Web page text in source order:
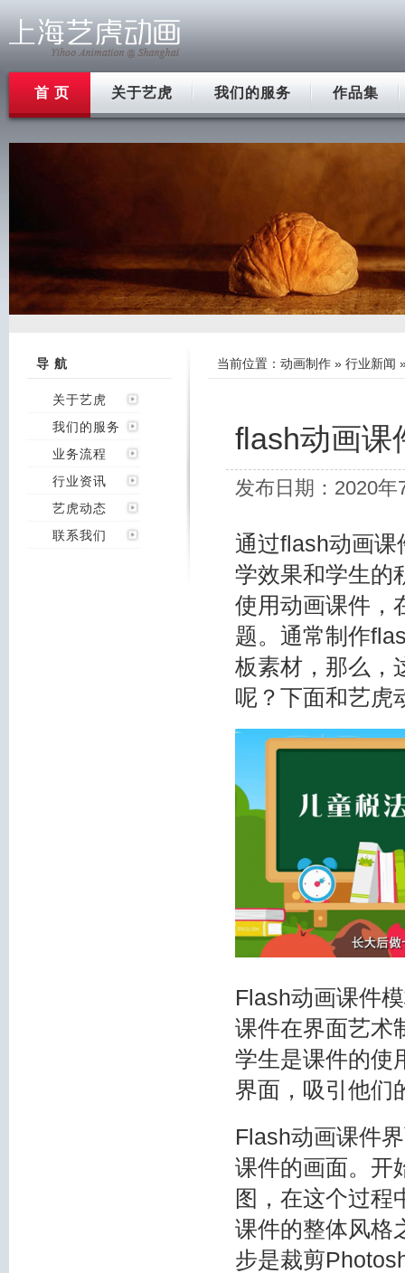
首 页 关于艺虎 我们的服务 作品集
导 航
关于艺虎
我们的服务
业务流程
行业资讯
艺虎动态
联系我们
当前位置： 动画制作 » 行业新闻
flash动画课
发布日期：2020
通过flash动画课
学效果和学生的
使用动画课件，
题。通常制作
板素材，那么，
呢？下面和艺虎
Flash动画课件
课件在界面艺术
学生是课件的使
界面，吸引他们
Flash动画课件
课件的画面。开
图，在这个过程
课件的整体风格
步是裁剪